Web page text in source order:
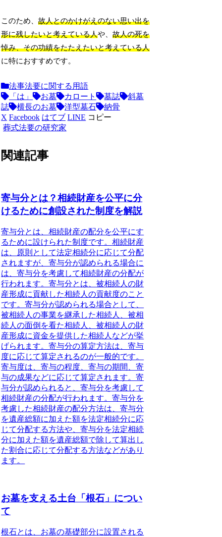
このため、故人とのかけがえのない思い出を
形に残したいと考えている人や、故人の死を
悼み、その功績をたたえたいと考えている人
に特におすすめです。
法事法要に関する用語
「は」
お墓 カロート 墓誌
斜墓
誌
横長のお墓 洋型墓石
納骨
X Facebook はてブ LINE コピー
葬式法要の研究家
関連記事
寄与分とは？相続財産を公平に分
けるために創設された制度を解説
寄与分とは、相続財産の配分を公平にす
るために設けられた制度です。相続財産
は、原則として法定相続分に応じて分配
されますが、寄与分が認められる場合に
は、寄与分を考慮して相続財産の分配が
行われます。寄与分とは、被相続人の財
産形成に貢献した相続人の貢献度のこと
です。寄与分が認められる場合として、
被相続人の事業を継承した相続人、被相
続人の面倒を看た相続人、被相続人の財
産形成に資金を提供した相続人などが挙
げられます。寄与分の算定方法は、寄与
度に応じて算定されるのが一般的です。
寄与度は、寄与の程度、寄与の期間、寄
与の成果などに応じて算定されます。寄
与分が認められると、寄与分を考慮して
相続財産の分配が行われます。寄与分を
考慮した相続財産の配分方法は、寄与分
を遺産総額に加えた額を法定相続分に応
じて分配する方法や、寄与分を法定相続
分に加えた額を遺産総額で除して算出し
た割合に応じて分配する方法などがあり
ます。
お墓を支える土台「根石」につい
て
根石とは、お墓の基礎部分に設置される